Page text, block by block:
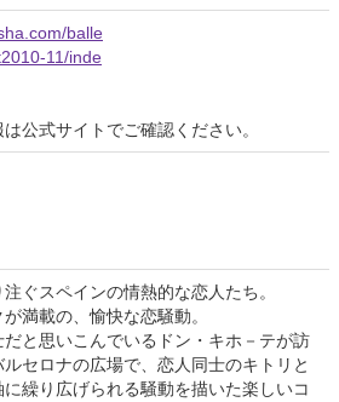
balle
11/inde
公式サイトでご確認ください。
ぐスペインの情熱的な恋人たち。
満載の、愉快な恋騒動。
だと思いこんでいるドン・キホ－テが訪
セロナの広場で、恋人同士のキトリと
繰り広げられる騒動を描いた楽しいコ